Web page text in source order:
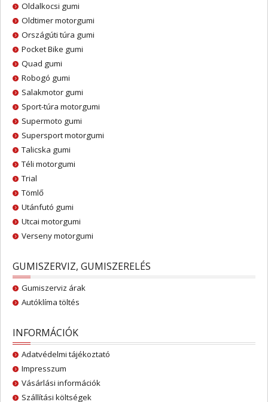
Oldalkocsi gumi
Oldtimer motorgumi
Országúti túra gumi
Pocket Bike gumi
Quad gumi
Robogó gumi
Salakmotor gumi
Sport-túra motorgumi
Supermoto gumi
Supersport motorgumi
Talicska gumi
Téli motorgumi
Trial
Tömlő
Utánfutó gumi
Utcai motorgumi
Verseny motorgumi
GUMISZERVIZ, GUMISZERELÉS
Gumiszerviz árak
Autóklíma töltés
INFORMÁCIÓK
Adatvédelmi tájékoztató
Impresszum
Vásárlási információk
Szállítási költségek